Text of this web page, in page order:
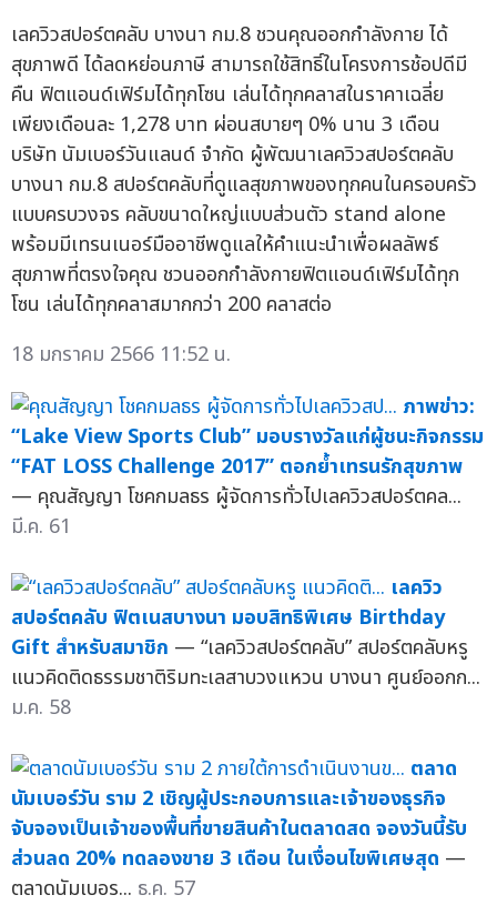
เลควิวสปอร์ตคลับ บางนา กม.8 ชวนคุณออกกำลังกาย ได้
สุขภาพดี ได้ลดหย่อนภาษี สามารถใช้สิทธิ์ในโครงการช้อปดีมี
คืน ฟิตแอนด์เฟิร์มได้ทุกโซน เล่นได้ทุกคลาสในราคาเฉลี่ย
เพียงเดือนละ 1,278 บาท ผ่อนสบายๆ 0% นาน 3 เดือน
บริษัท นัมเบอร์วันแลนด์ จำกัด ผู้พัฒนาเลควิวสปอร์ตคลับ
บางนา กม.8 สปอร์ตคลับที่ดูแลสุขภาพของทุกคนในครอบครัว
แบบครบวงจร คลับขนาดใหญ่แบบส่วนตัว stand alone
พร้อมมีเทรนเนอร์มืออาชีพดูแลให้คำแนะนำเพื่อผลลัพธ์
สุขภาพที่ตรงใจคุณ ชวนออกกำลังกายฟิตแอนด์เฟิร์มได้ทุก
โซน เล่นได้ทุกคลาสมากกว่า 200 คลาสต่อ
18 มกราคม 2566 11:52 น.
ภาพข่าว:
“Lake View Sports Club” มอบรางวัลแก่ผู้ชนะกิจกรรม
“FAT LOSS Challenge 2017” ตอกย้ำเทรนรักสุขภาพ
— คุณสัญญา โชคกมลธร ผู้จัดการทั่วไปเลควิวสปอร์ตคล...
มี.ค. 61
เลควิว
สปอร์ตคลับ ฟิตเนสบางนา มอบสิทธิพิเศษ Birthday
Gift สำหรับสมาชิก — “เลควิวสปอร์ตคลับ” สปอร์ตคลับหรู
แนวคิดติดธรรมชาติริมทะเลสาบวงแหวน บางนา ศูนย์ออกก...
ม.ค. 58
ตลาด
นัมเบอร์วัน ราม 2 เชิญผู้ประกอบการและเจ้าของธุรกิจ
จับจองเป็นเจ้าของพื้นที่ขายสินค้าในตลาดสด จองวันนี้รับ
ส่วนลด 20% ทดลองขาย 3 เดือน ในเงื่อนไขพิเศษสุด —
ตลาดนัมเบอร... ธ.ค. 57